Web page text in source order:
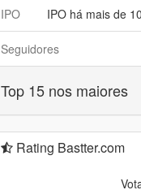
IPO IPO há mais de
Seguidores
Top 15 nos maiores
Rating Bastter.com